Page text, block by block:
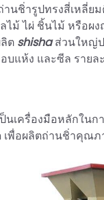
นชิ่ารูปทรงสี่เหลี่ย
ไม้ ไผ่ ชิ้นไม้ หรือผ
ต shishaส่วนใหญ่ป
บแห้ง และซีล รายล
ป็นเครื่องมือหลักใน
เพื่อผลิตถ่านชิ่าคุณภ